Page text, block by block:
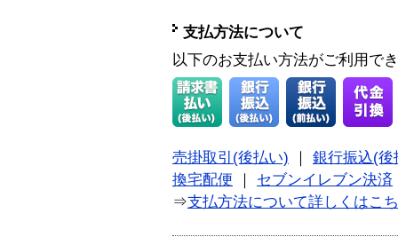
支払方法について
以下のお支払い方法がご利用で
売掛取引(後払い)
銀行振込(後
換宅配便
セブンイレブン決済
⇒支払方法について詳しくはこ